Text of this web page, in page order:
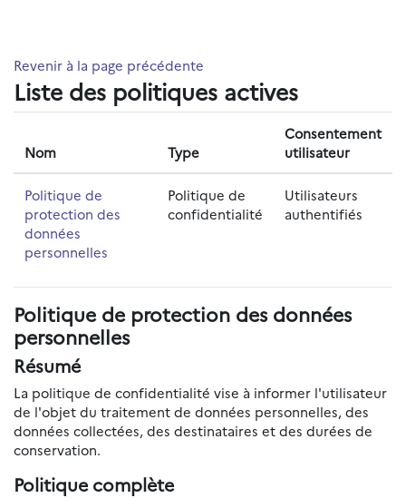
Revenir à la page précédente
Liste des politiques actives
Nom Type
Consentement
utilisateur
Politique de
protection des
données
personnelles
Politique de
confidentialité
Utilisateurs
authentifiés
Politique de protection des données
personnelles
Résumé
La politique de confidentialité vise à informer l'utilisateur
de l'objet du traitement de données personnelles, des
données collectées, des destinataires et des durées de
conservation.
Politique complète